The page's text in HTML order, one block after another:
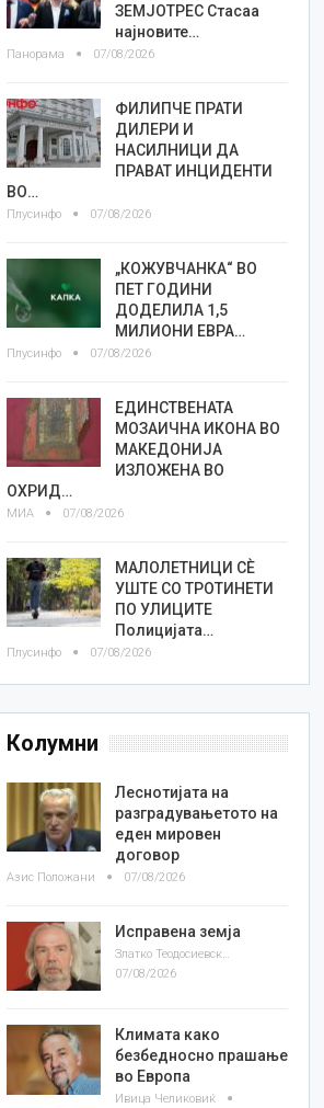
ЗЕМЈОТРЕС Стасаа
најновите…
Панорама 07/08/2026
ФИЛИПЧЕ ПРАТИ
ДИЛЕРИ И
НАСИЛНИЦИ ДА
ПРАВАТ ИНЦИДЕНТИ
ВО…
Плусинфо 07/08/2026
„КОЖУВЧАНКА“ ВО
ПЕТ ГОДИНИ
ДОДЕЛИЛА 1,5
МИЛИОНИ ЕВРА…
Плусинфо 07/08/2026
ЕДИНСТВЕНАТА
МОЗАИЧНА ИКОНА ВО
МАКЕДОНИЈА
ИЗЛОЖЕНА ВО
ОХРИД…
МИА 07/08/2026
МАЛОЛЕТНИЦИ СÈ
УШТЕ СО ТРОТИНЕТИ
ПО УЛИЦИТЕ
Полицијата…
Плусинфо 07/08/2026
Колумни
Леснотијата на
разградувањетото на
еден мировен
договор
Азис Положани 07/08/2026
Исправена земја
Златко Теодосиевски
07/08/2026
Климата како
безбедносно прашање
во Европа
Ивица Челиковиќ